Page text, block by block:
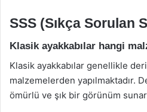
SSS (Sıkça Sorulan
Klasik ayakkabılar hangi
Klasik ayakkabılar genellikle
malzemelerden yapılmaktadır.
ömürlü ve şık bir görünüm